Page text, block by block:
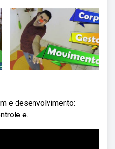
e desenvolvimento:
e.